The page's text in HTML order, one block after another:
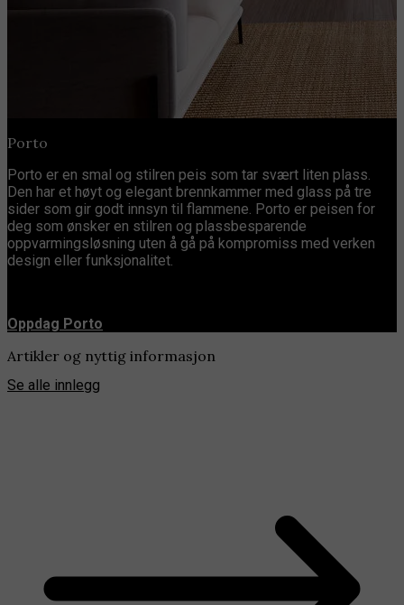
Porto
Porto er en smal og stilren peis som tar svært liten plass.
Den har et høyt og elegant brennkammer med glass på tre
sider som gir godt innsyn til flammene. Porto er peisen for
deg som ønsker en stilren og plassbesparende
oppvarmingsløsning uten å gå på kompromiss med verken
design eller funksjonalitet.
Oppdag Porto
Artikler og nyttig informasjon
Se alle innlegg